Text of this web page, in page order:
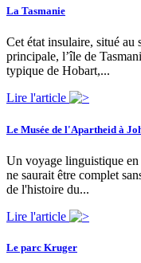
La Tasmanie
Cet état insulaire, situé au
principale, l’île de
typique de Hobart,...
Lire l'article
Le Musée de l'Apartheid à
Un voyage linguistique
ne saurait être complet
de l'histoire du...
Lire l'article
Le parc Kruger